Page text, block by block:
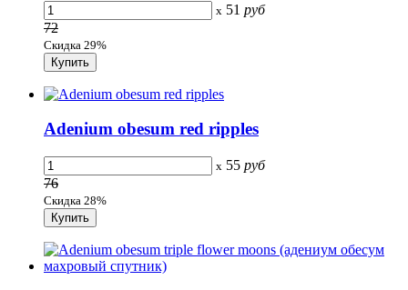
x 51 руб
72
Скидка 29%
Adenium obesum red ripples
x 55 руб
76
Скидка 28%